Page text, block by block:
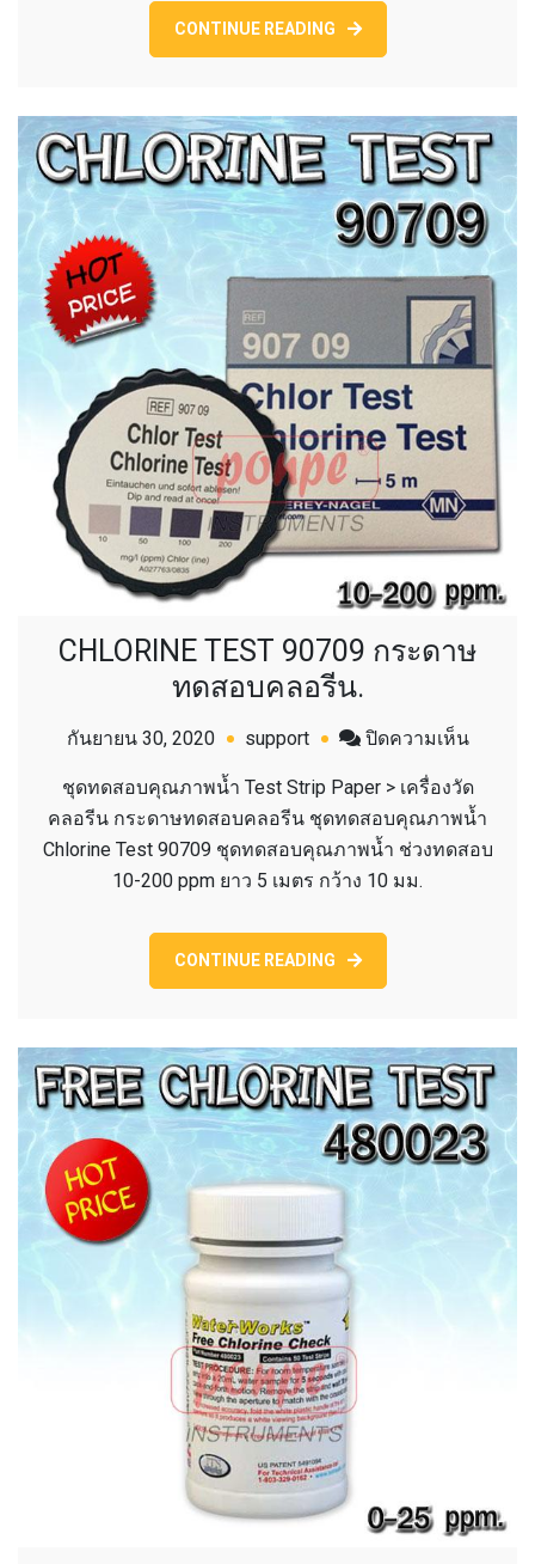
CONTINUE READING
CHLORINE TEST 90709 กระดาษ
ทดสอบคลอรีน.
กันยายน 30, 2020 support ปิดความเห็นบน
TEST
90709
กระดา
ชุดทดสอบคุณภาพน้ำ Test Strip Paper > เครื่องวัด
คลอรีน กระดาษทดสอบคลอรีน ชุดทดสอบคุณภาพน้ำ
Chlorine Test 90709 ชุดทดสอบคุณภาพน้ำ ช่วงทดสอบ
10-200 ppm ยาว 5 เมตร กว้าง 10 มม.
CONTINUE READING